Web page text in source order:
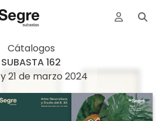
Cátalogos
SUBASTA 162
y 21 de marzo 2024